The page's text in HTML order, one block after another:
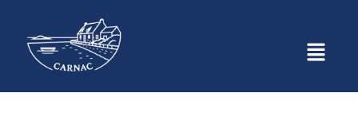
Étiquette :
gîtes bord de
mer